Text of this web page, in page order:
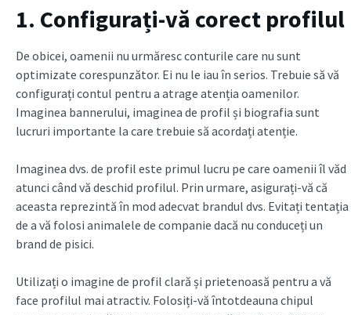
1. Configurați-vă corect profilul
De obicei, oamenii nu urmăresc conturile care nu sunt
optimizate corespunzător. Ei nu le iau în serios. Trebuie să vă
configurați contul pentru a atrage atenția oamenilor.
Imaginea bannerului, imaginea de profil și biografia sunt
lucruri importante la care trebuie să acordați atenție.
Imaginea dvs. de profil este primul lucru pe care oamenii îl văd
atunci când vă deschid profilul. Prin urmare, asigurați-vă că
aceasta reprezintă în mod adecvat brandul dvs. Evitați tentația
de a vă folosi animalele de companie dacă nu conduceți un
brand de pisici.
Utilizați o imagine de profil clară și prietenoasă pentru a vă
face profilul mai atractiv. Folosiți-vă întotdeauna chipul